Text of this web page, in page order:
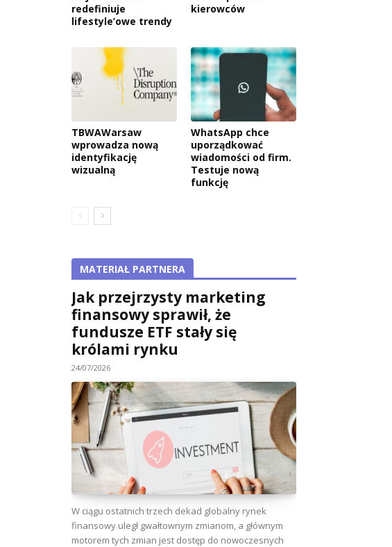
redefiniuje
lifestyle’owe trendy
kierowców
TBWAWarsaw
wprowadza nową
identyfikację
wizualną
WhatsApp chce
uporządkować
wiadomości od firm.
Testuje nową
funkcję
MATERIAŁ PARTNERA
Jak przejrzysty marketing
finansowy sprawił, że
fundusze ETF stały się
królami rynku
24/07/2026
W ciągu ostatnich trzech dekad globalny rynek
finansowy uległ gwałtownym zmianom, a głównym
motorem tych zmian jest dostęp do nowoczesnych